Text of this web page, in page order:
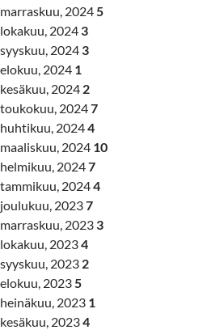
marraskuu, 2024 5
lokakuu, 2024 3
syyskuu, 2024 3
elokuu, 2024 1
kesäkuu, 2024 2
toukokuu, 20247
huhtikuu, 20244
maaliskuu, 2024 10
helmikuu, 20247
tammikuu, 20244
joulukuu, 20237
marraskuu, 2023 3
lokakuu, 20234
syyskuu, 2023 2
elokuu, 2023 5
heinäkuu, 2023 1
kesäkuu, 20234